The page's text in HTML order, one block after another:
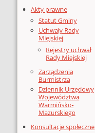
Akty prawne
Statut Gminy
Uchwały Rady
Miejskiej
Rejestry uchwał
Rady Miejskiej
Zarządzenia
Burmistrza
Dziennik Urzędowy
Województwa
Warmińsko-
Mazurskiego
Konsultacje społeczne